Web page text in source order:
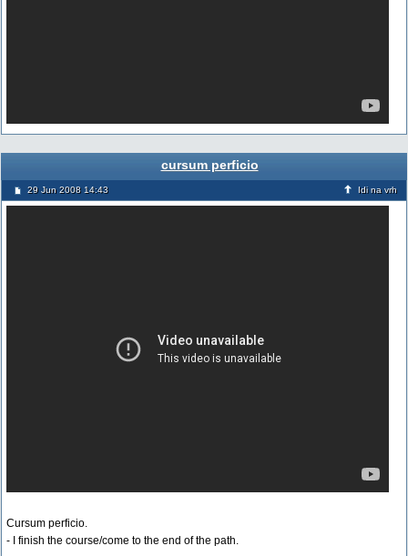
cursum perficio
29 Jun 2008 14:43 Idi na vrh
Cursum perficio.
- I finish the course/come to the end of the path.